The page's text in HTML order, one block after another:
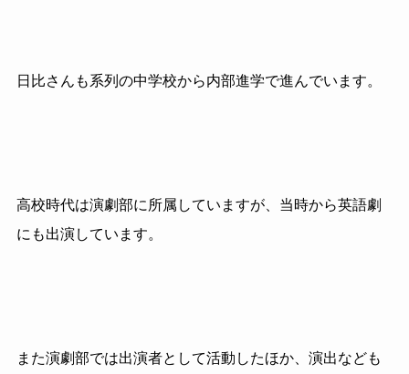
日比さんも系列の中学校から内部進学で進んでいます。
高校時代は演劇部に所属していますが、当時から英語劇
にも出演しています。
また演劇部では出演者として活動したほか、演出なども